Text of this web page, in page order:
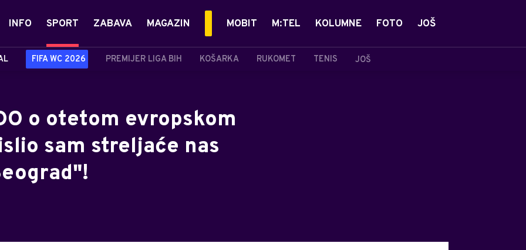
INFO SPORT
FIFA WC 2026 PREMIJER LIGA BIH KOŠARKA RUKOMET TENIS JOŠ
ZABAVA MAGAZIN MOBIT M:TEL KOLUMNE FOTO JOŠ
o otetom evropskom
sam streljaće nas